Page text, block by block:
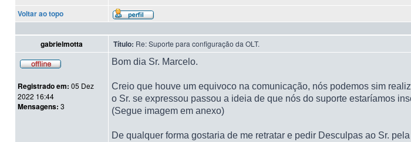
Voltar ao topo
gabrielmotta Título: Re: Suporte para configuração da OLT.
Registrado em: 05 Dez
2022 16:44
Mensagens: 3
Bom dia Sr. Marcelo.
Creio que houve um equivoco na comunicação, nós podemos sim
o Sr. se expressou passou a ideia de que nós do suporte estaríamos
(Segue imagem em anexo)
De qualquer forma gostaria de me retratar e pedir Desculpas ao Sr.